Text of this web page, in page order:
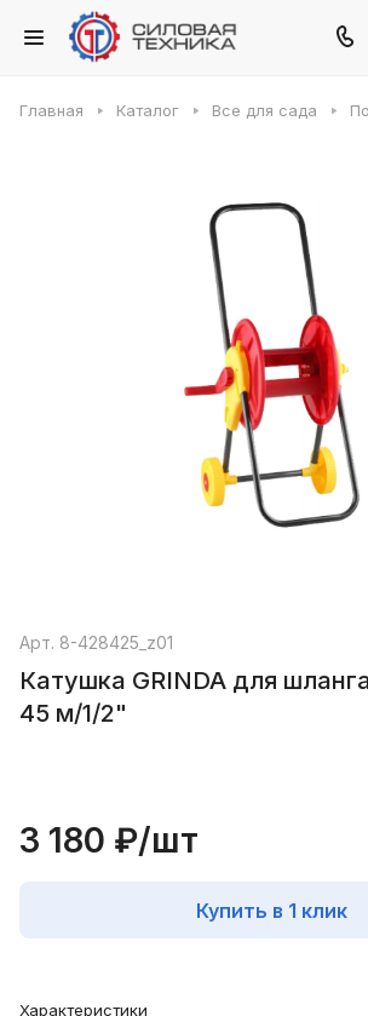
Главная Каталог Все для сада
Арт. 8-428425_z01
Катушка GRINDA для
45 м/1/2"
3 180 ₽/шт
Купить в 1 клик
Характеристики